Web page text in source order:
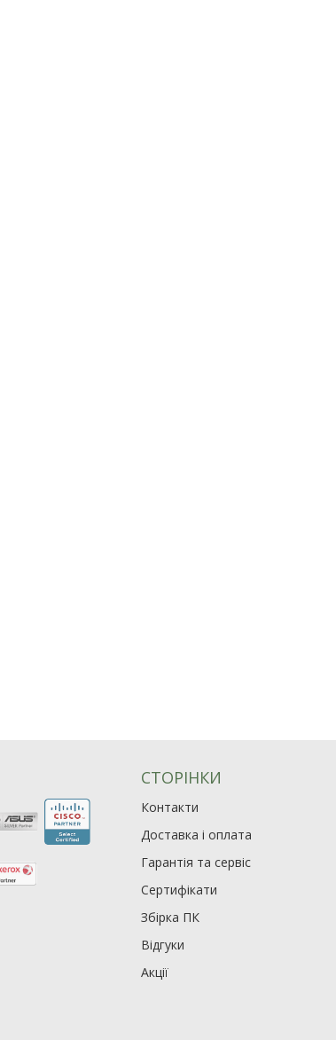
СТОРІНКИ
Контакти
Доставка і оплата
Гарантія та сервіс
Сертифікати
Збірка ПК
Відгуки
Акції